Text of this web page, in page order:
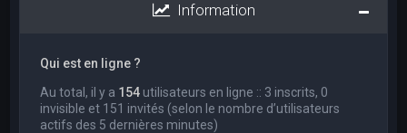
Information
Qui est en ligne ?
Au total, il y a 154 utilisateurs en ligne :: 3 inscrits, 0
invisible et 151 invités (selon le nombre d’utilisateurs
actifs des 5 dernières minutes)